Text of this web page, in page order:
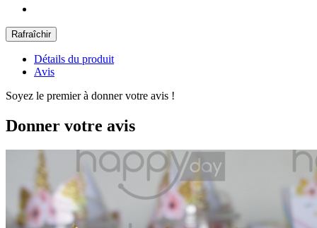
Détails du produit
Avis
Soyez le premier à donner votre avis !
Donner votre avis